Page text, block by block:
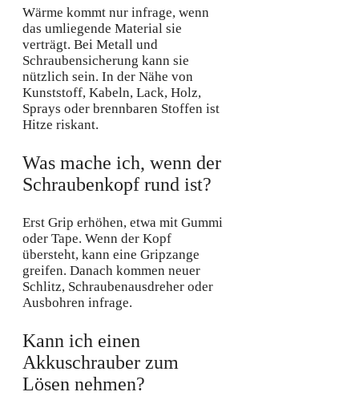
Wärme kommt nur infrage, wenn
das umliegende Material sie
verträgt. Bei Metall und
Schraubensicherung kann sie
nützlich sein. In der Nähe von
Kunststoff, Kabeln, Lack, Holz,
Sprays oder brennbaren Stoffen ist
Hitze riskant.
Was mache ich, wenn der
Schraubenkopf rund ist?
Erst Grip erhöhen, etwa mit Gummi
oder Tape. Wenn der Kopf
übersteht, kann eine Gripzange
greifen. Danach kommen neuer
Schlitz, Schraubenausdreher oder
Ausbohren infrage.
Kann ich einen
Akkuschrauber zum
Lösen nehmen?